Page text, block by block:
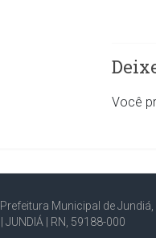
Você
Prefeitura Municipal de Jundiá,
JUNDIÁ | RN, 59188-000